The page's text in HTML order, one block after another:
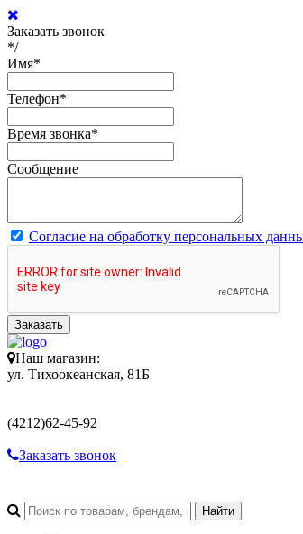
Заказать звонок
*/
Имя*
Телефон*
Время звонка*
Сообщение
Согласие на обработку персональных
Заказать
Наш магазин:
ул. Тихоокеанская, 81Б
(4212)62-45-92
Заказать звонок